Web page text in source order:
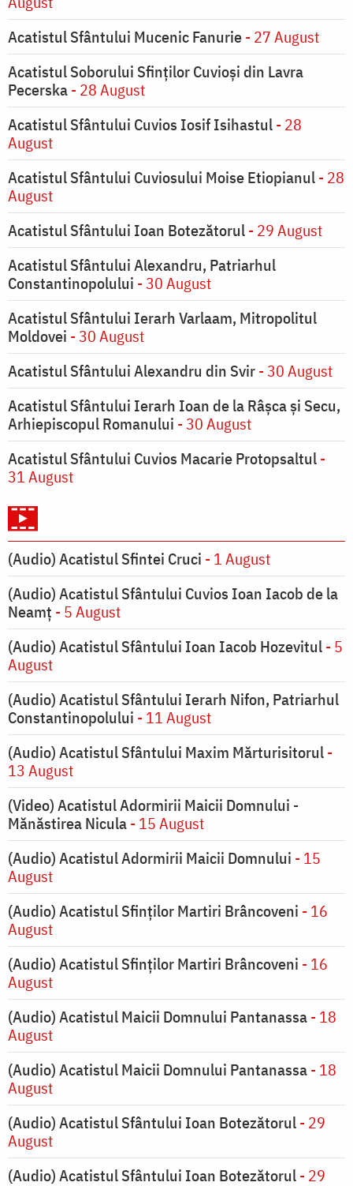
Acatistul Sfântului Mucenic Fanurie- 27 August
Acatistul Soborului Sfinților Cuvioși din Lavra
Pecerska- 28 August
Acatistul Sfântului Cuvios Iosif Isihastul- 28
August
Acatistul Sfântului Cuviosului Moise Etiopianul- 28
August
Acatistul Sfântului Ioan Botezătorul- 29 August
Acatistul Sfântului Alexandru, Patriarhul
Constantinopolului - 30 August
Acatistul Sfântului Ierarh Varlaam, Mitropolitul
Moldovei - 30 August
Acatistul Sfântului Alexandru din Svir- 30 August
Acatistul Sfântului Ierarh Ioan de la Râşca şi Secu,
Arhiepiscopul Romanului - 30 August
Acatistul Sfântului Cuvios Macarie Protopsaltul-
31 August
(Audio) Acatistul Sfintei Cruci - 1 August
(Audio) Acatistul Sfântului Cuvios Ioan Iacob de la
Neamț - 5 August
(Audio) Acatistul Sfântului Ioan Iacob Hozevitul- 5
August
(Audio) Acatistul Sfântului Ierarh Nifon, Patriarhul
Constantinopolului - 11 August
(Audio) Acatistul Sfântului Maxim Mărturisitorul-
13 August
(Video) Acatistul Adormirii Maicii Domnului -
Mănăstirea Nicula- 15 August
(Audio) Acatistul Adormirii Maicii Domnului - 15
August
(Audio) Acatistul Sfinților Martiri Brâncoveni - 16
August
(Audio) Acatistul Sfinților Martiri Brâncoveni - 16
August
(Audio) Acatistul Maicii Domnului Pantanassa- 18
August
(Audio) Acatistul Maicii Domnului Pantanassa- 18
August
(Audio) Acatistul Sfântului Ioan Botezătorul- 29
August
(Audio) Acatistul Sfântului Ioan Botezătorul- 29